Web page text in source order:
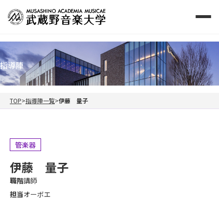
指導陣
TOP 指導陣一覧 伊藤 量子
管楽器
伊藤 量子
職階講師
担当オーボエ